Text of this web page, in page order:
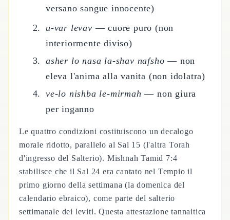
versano sangue innocente)
u-var levav — cuore puro (non
interiormente diviso)
asher lo nasa la-shav nafsho — non
eleva l'anima alla vanita (non idolatra)
ve-lo nishba le-mirmah — non giura
per inganno
Le quattro condizioni costituiscono un decalogo
morale ridotto, parallelo al Sal 15 (l'altra Torah
d'ingresso del Salterio). Mishnah Tamid 7:4
stabilisce che il Sal 24 era cantato nel Tempio il
primo giorno della settimana (la domenica del
calendario ebraico), come parte del salterio
settimanale dei leviti. Questa attestazione tannaitica